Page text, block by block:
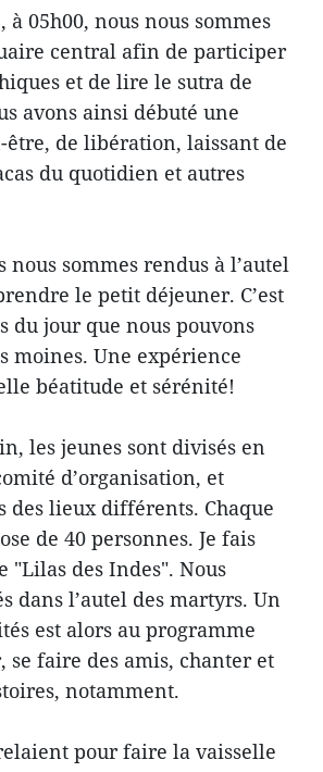
05h00, nous nous sommes
central afin de participer
et de lire le sutra de
avons ainsi débuté une
de libération, laissant de
du quotidien et autres
nous sommes rendus à l’autel
le petit déjeuner. C’est
du jour que nous pouvons
moines. Une expérience
béatitude et sérénité!
les jeunes sont divisés en
d’organisation, et
des lieux différents. Chaque
de 40 personnes. Je fais
"Lilas des Indes". Nous
dans l’autel des martyrs. Un
est alors au programme
se faire des amis, chanter et
notamment.
pour faire la vaisselle